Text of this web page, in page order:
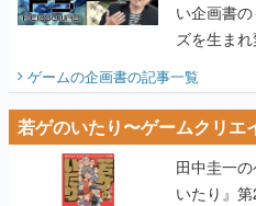
い企画書
ズを生ま
ビュー】
ゲームの企画書の記事一覧
若ゲのいたり〜ゲームクリエ
田中圭一
いたり』